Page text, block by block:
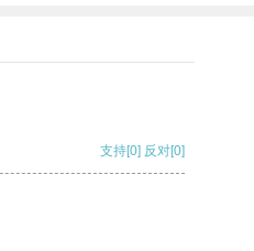
支持[0] 反对[0]